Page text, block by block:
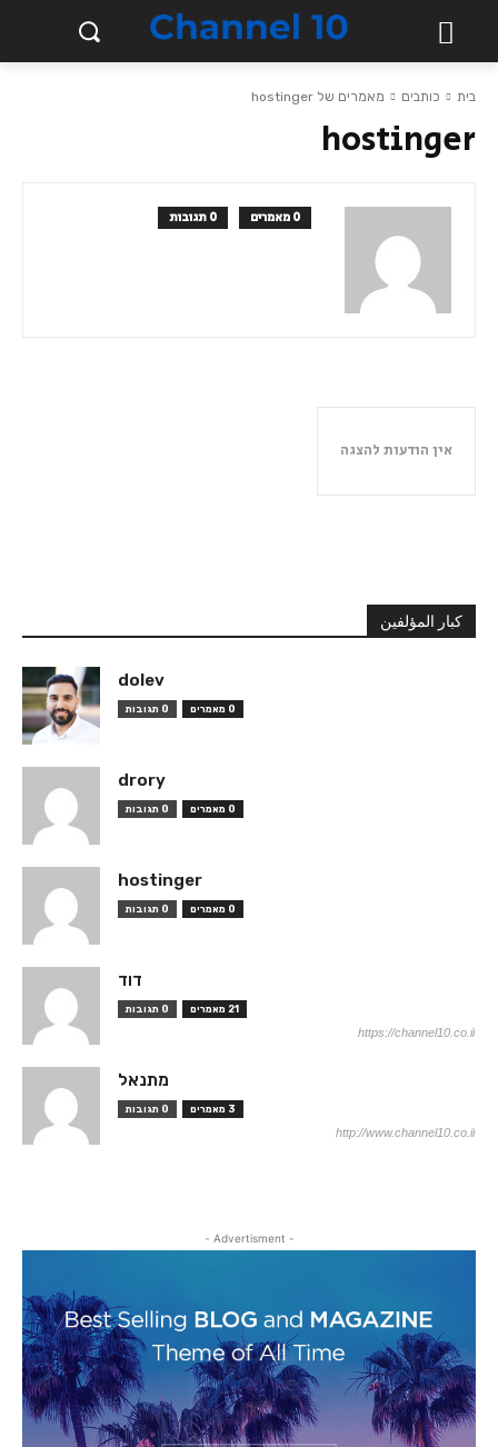
בית כותבים מאמרים של hostinger
hostinger
0 מאמרים 0 תגובות
אין הודעות להצגה
كبار المؤلفين
dolev
0 מאמרים 0 תגובות
drory
0 מאמרים 0 תגובות
hostinger
0 מאמרים 0 תגובות
דוד
21 מאמרים 0 תגובות
https://channel10.co.il
מתנאל
3 מאמרים 0 תגובות
http://www.channel10.co.il
- Advertisment -